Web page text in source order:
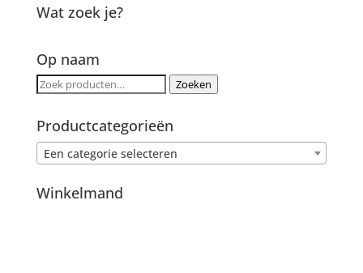
Wat zoek je?
Op naam
Zoeken
Zoeken
Productcategorieën
Een categorie selecteren
Winkelmand